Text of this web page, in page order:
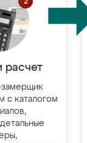
расчет
с каталогом